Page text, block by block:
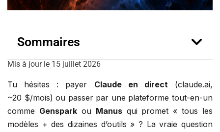
Sommaires
Mis à jour le 15 juillet 2026
Tu hésites : payer Claude en direct(claude.ai,
~20 $/mois) ou passer par une plateforme tout-en-un
comme Gensparkou Manusqui promet « tous les
modèles + des dizaines d’outils » ? La vraie question